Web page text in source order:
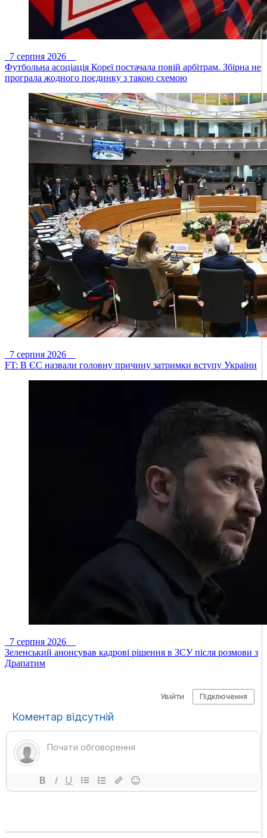
7 серпня 2026
Футбольна асоціація Кореї постачала повій арбітрам. Збірна не
програла жодного поєдинку з такою схемою
7 серпня 2026
FT: В ЄС назвали головну причину затримки вступу України
7 серпня 2026
Зеленський анонсував кадрові рішення в ЗСУ після розмови з
Драпатим